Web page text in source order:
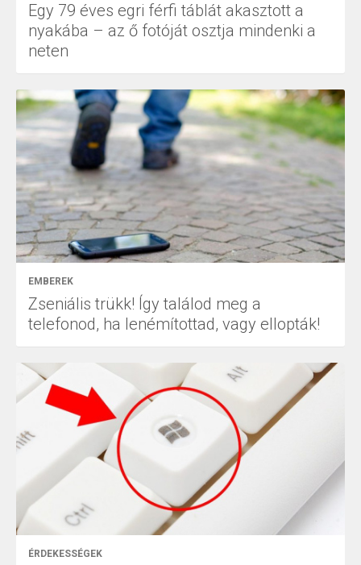
Egy 79 éves egri férfi táblát akasztott a
nyakába – az ő fotóját osztja mindenki a
neten
EMBEREK
Zseniális trükk! Így találod meg a
telefonod, ha lenémítottad, vagy ellopták!
ÉRDEKESSÉGEK